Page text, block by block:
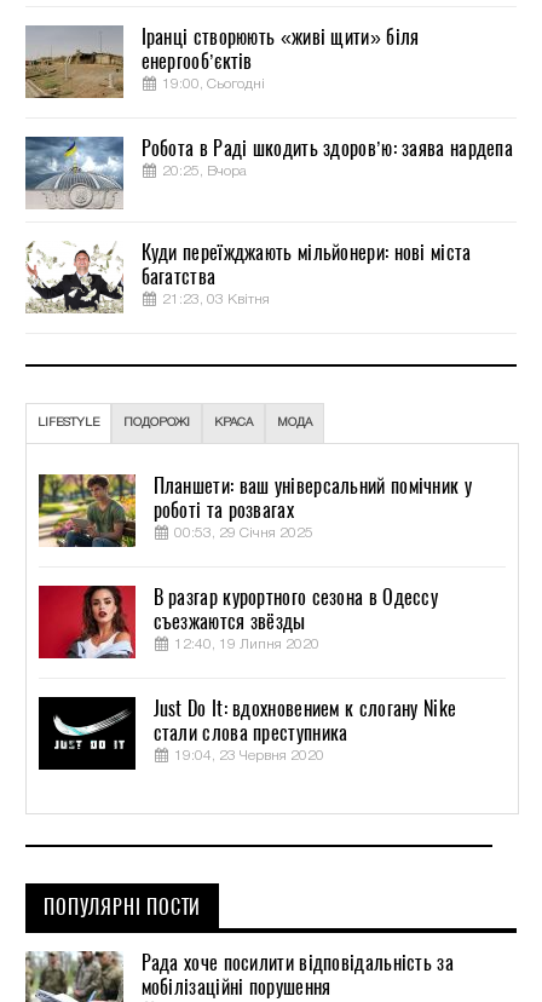
Іранці створюють «живі щити» біля
енергооб’єктів
19:00, Сьогодні
Робота в Раді шкодить здоров’ю: заява нардепа
20:25, Вчора
Куди переїжджають мільйонери: нові міста
багатства
21:23, 03 Квітня
LIFESTYLE ПОДОРОЖІ КРАСА МОДА
Планшети: ваш універсальний помічник у
роботі та розвагах
00:53, 29 Січня 2025
В разгар курортного сезона в Одессу
съезжаются звёзды
12:40, 19 Липня 2020
Just Do It: вдохновением к слогану Nike
стали слова преступника
19:04, 23 Червня 2020
ПОПУЛЯРНІ ПОСТИ
Рада хоче посилити відповідальність за
мобілізаційні порушення